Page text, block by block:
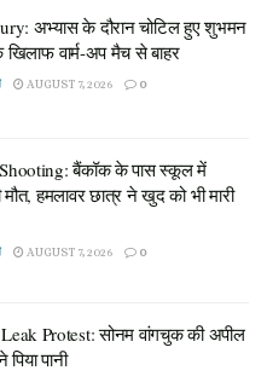
अभ्यास के दौरान चोटिल हुए शुभमन
वार्म-अप मैच से बाहर
AUGUST 7, 2026 0
बैंकॉक के पास स्कूल में
मौत, हमलावर छात्र ने खुद को भी मारी
AUGUST 7, 2026 0
Protest: सोनम वांगचुक की अपील
पानी